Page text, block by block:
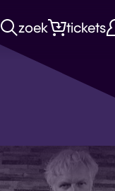
zoek tickets